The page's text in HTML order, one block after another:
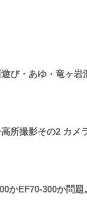
び・あゆ・竜ヶ岩
所撮影その2 カメ
かEF70-300か問題